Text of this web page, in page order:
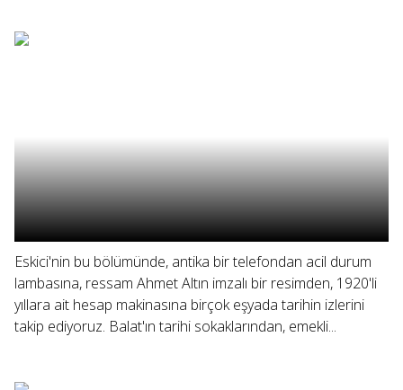
Eskici'nin bu bölümünde, antika bir telefondan acil durum
lambasına, ressam Ahmet Altın imzalı bir resimden, 1920'li
yıllara ait hesap makinasına birçok eşyada tarihin izlerini
takip ediyoruz. Balat'ın tarihi sokaklarından, emekli...